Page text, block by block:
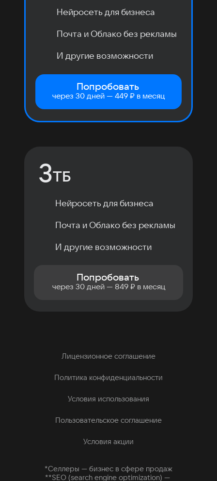
Нейросеть для бизнеса
Почта и Облако без рекламы
И другие возможности
Попробовать
через 30 дней — 449 ₽ в месяц
3ТБ
Нейросеть для бизнеса
Почта и Облако без рекламы
И другие возможности
Попробовать
через 30 дней — 849 ₽ в месяц
Лицензионное соглашение
Политика конфиденциальности
Условия использования
Пользовательское соглашение
Условия акции
*Селлеры — бизнес в сфере продаж
**SEO (search engine optimization) —